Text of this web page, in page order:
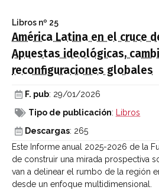
Libros nº 25
América Latina en el cruce
Apuestas ideológicas,
reconfiguraciones globales
F. pub: 29/01/2026
Tipo de publicación: Libros
Descargas: 265
Este Informe anual 2025-2026 de la
de construir una mirada prospectiva
van a delinear el rumbo de la región
desde un enfoque multidimensional.